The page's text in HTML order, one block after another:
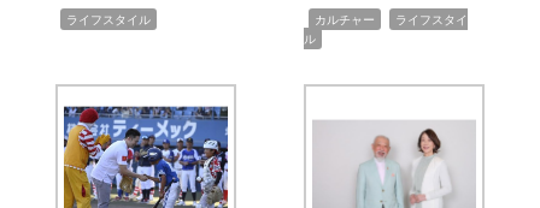
ライフスタイル カルチャー
ライフスタイ
ル